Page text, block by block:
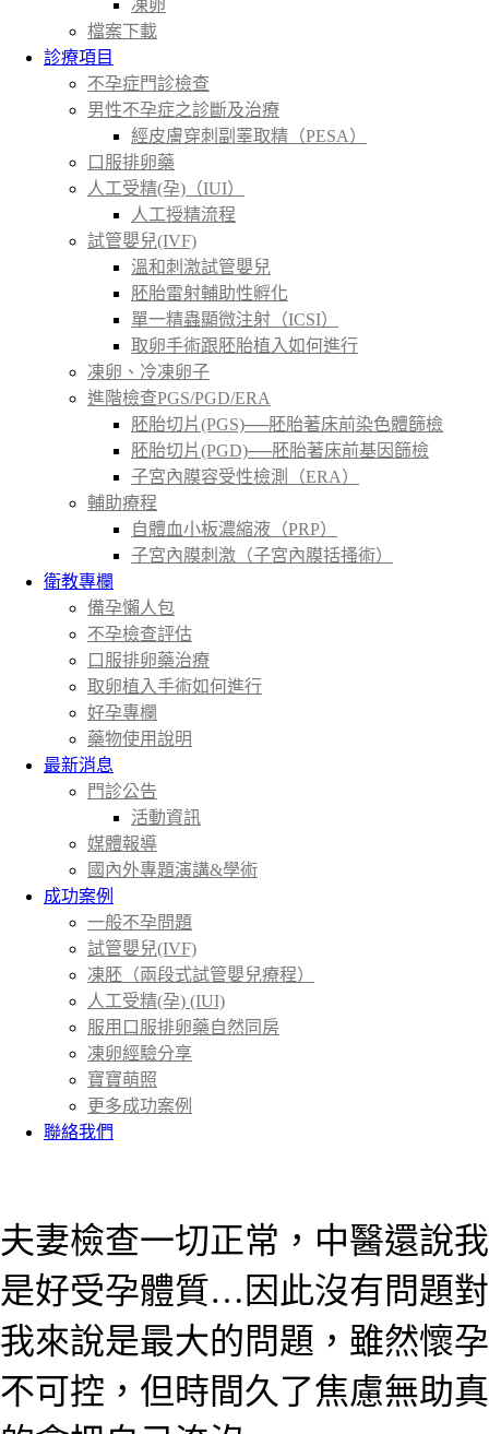
凍卵
檔案下載
診療項目
不孕症門診檢查
男性不孕症之診斷及治療
經皮膚穿刺副睪取精（PESA）
口服排卵藥
人工受精(孕)（IUI）
人工授精流程
試管嬰兒(IVF)
溫和刺激試管嬰兒
胚胎雷射輔助性孵化
單一精蟲顯微注射（ICSI）
取卵手術跟胚胎植入如何進行
凍卵、冷凍卵子
進階檢查PGS/PGD/ERA
胚胎切片(PGS)──胚胎著床前染色體篩檢
胚胎切片(PGD)──胚胎著床前基因篩檢
子宮內膜容受性檢測（ERA）
輔助療程
自體血小板濃縮液（PRP）
子宮內膜刺激（子宮內膜括搔術）
衛教專欄
備孕懶人包
不孕檢查評估
口服排卵藥治療
取卵植入手術如何進行
好孕專欄
藥物使用說明
最新消息
門診公告
活動資訊
媒體報導
國內外專題演講&學術
成功案例
一般不孕問題
試管嬰兒(IVF)
凍胚（兩段式試管嬰兒療程）
人工受精(孕) (IUI)
服用口服排卵藥自然同房
凍卵經驗分享
寶寶萌照
更多成功案例
聯絡我們
夫妻檢查一切正常，中醫還說我
是好受孕體質…因此沒有問題對
我來說是最大的問題，雖然懷孕
不可控，但時間久了焦慮無助真